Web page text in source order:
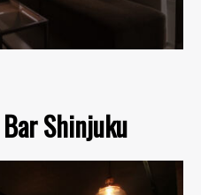
Shinjuku